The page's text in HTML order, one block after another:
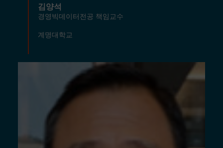
김양석
경영빅데이터전공 책임교수
계명대학교